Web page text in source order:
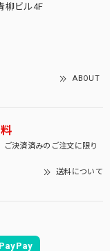
柳ビル4F
ABOUT
決済済みのご注文に限り
送料について
PayPay